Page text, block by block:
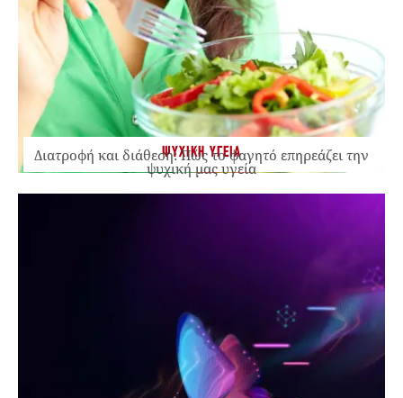
ΨΥΧΙΚΗ ΥΓΕΙΑ
Διατροφή και διάθεση: Πώς το φαγητό επηρεάζει την
ψυχική μας υγεία